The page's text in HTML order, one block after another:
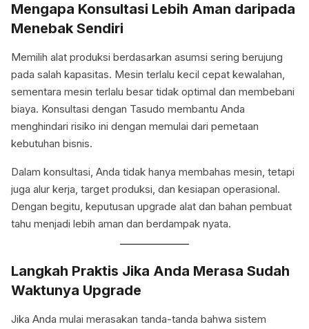
Mengapa Konsultasi Lebih Aman daripada
Menebak Sendiri
Memilih alat produksi berdasarkan asumsi sering berujung
pada salah kapasitas. Mesin terlalu kecil cepat kewalahan,
sementara mesin terlalu besar tidak optimal dan membebani
biaya. Konsultasi dengan Tasudo membantu Anda
menghindari risiko ini dengan memulai dari pemetaan
kebutuhan bisnis.
Dalam konsultasi, Anda tidak hanya membahas mesin, tetapi
juga alur kerja, target produksi, dan kesiapan operasional.
Dengan begitu, keputusan upgrade alat dan bahan pembuat
tahu menjadi lebih aman dan berdampak nyata.
Langkah Praktis Jika Anda Merasa Sudah
Waktunya Upgrade
Jika Anda mulai merasakan tanda-tanda bahwa sistem